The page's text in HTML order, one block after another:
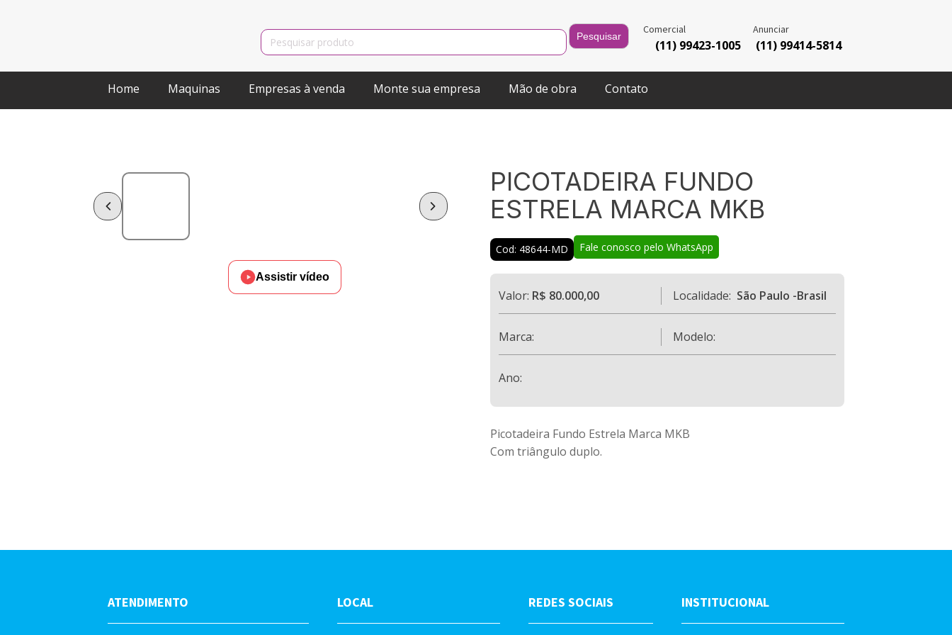
Search
for:
Comercial
(11) 99423-1005
Anunciar
(11) 99414-5814
Home Maquinas Empresas à venda Monte sua empresa Mão de obra Contato
Assistir vídeo
PICOTADEIRA FUNDO
ESTRELA MARCA MKB
Cod: 48644-MD Fale conosco pelo WhatsApp
Valor: R$ 80.000,00 Localidade: São Paulo -Brasil
Marca: Modelo:
Ano:
Picotadeira Fundo Estrela Marca MKB
Com triângulo duplo.
ATENDIMENTO LOCAL REDES SOCIAIS INSTITUCIONAL